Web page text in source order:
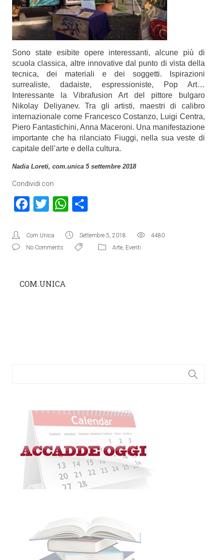
Sono state esibite opere interessanti, alcune più di
scuola classica, altre innovative dal punto di vista della
tecnica, dei materiali e dei soggetti. Ispirazioni
surrealiste, dadaiste, espressioniste, Pop Art…
Interessante la Vibrafusion Art del pittore bulgaro
Nikolay Deliyanev. Tra gli artisti, maestri di calibro
internazionale come Francesco Costanzo, Luigi Centra,
Piero Fantastichini, Anna Maceroni. Una manifestazione
importante che ha rilanciato Fiuggi, nella sua veste di
capitale dell’arte e della cultura.
Nadia Loreti, com.unica 5 settembre 2018
Condividi con
Facebook
TwitterWhatsApp
Com.Unica Settembre 5, 2018
4480
No Comments
Arte, Eventi
COM.UNICA